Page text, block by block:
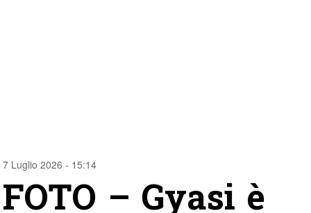
7 Luglio 2026 - 15:14
FOTO – Gyasi è